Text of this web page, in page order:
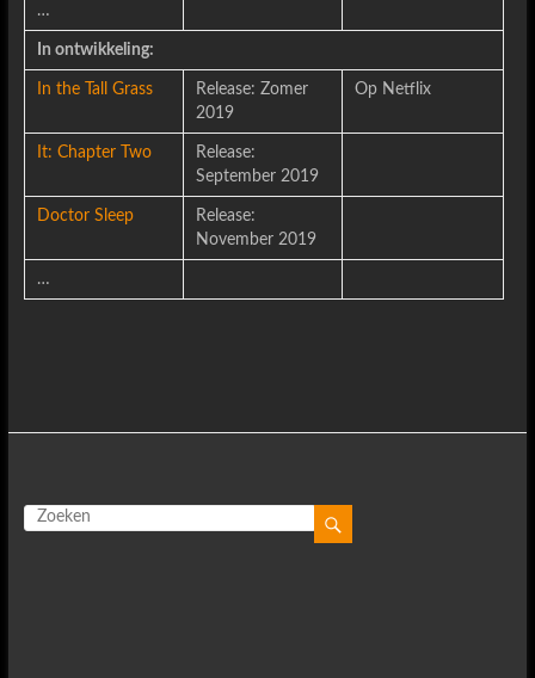
…
In ontwikkeling:
In the Tall Grass
Release: Zomer
2019
Op Netflix
It: Chapter Two
Release:
September 2019
Doctor Sleep
Release:
November 2019
…